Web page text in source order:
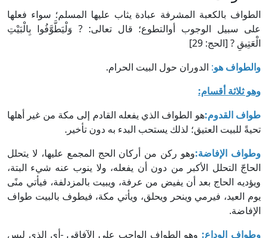
الطواف بالكعبة المشرفة عبادة يثاب عليها المسلم؛ سواء فعلها
على سبيل الوجوب أوالتطوع؛ قال تعالى: ? وَلْيَطَّوَّفُوا بِالْبَيْتِ
الْعَتِيقِ ? [الحج: 29]
والطواف هو: الدوران حول البيت الحرام.
وهو ثلاثة أقسام:
طواف القدوم:هو الطواف الذي يفعله القادم إلى مكة من غير أهلها
تحيةً للبيت العتيق؛ لذلك يستحب البدء به دون تأخير.
وطواف الإفاضة:وهو ركن من أركان الحج المجمع عليها، لا يتحلل
الحاجّ التحلل الأكبر من دون أن يفعله، ولا ينوب عنه شيء البتة،
ويؤديه الحاج بعد أن يفيض من عرفة، ويبيت بالمزدلفة، فيأتي منًى
يوم العيد، فيرمي وينحر ويحلق، ويأتي مكة، فيطوف بالبيت طواف
الإفاضة.
وطواف الوداع: وهو الطواف الواجب على الآفاقي -أي الذي ليس